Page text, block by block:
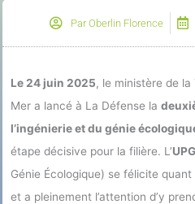
ParOberlin Florence
Le 24 juin 2025, le ministère de
Mer a lancé à La Défense la
l’ingénierie et du génie
étape décisive pour la filière. L’
Génie Écologique) se félicite
et a pleinement l’attention d’y